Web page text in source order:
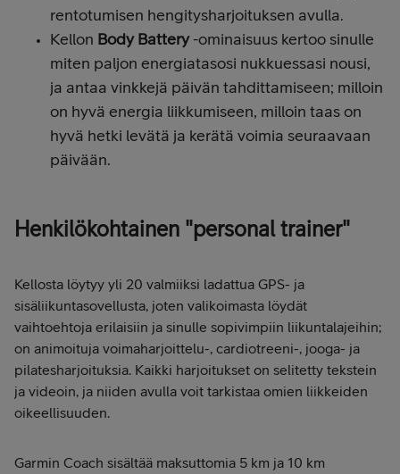
rentotumisen hengitysharjoituksen avulla.
Kellon Body Battery-ominaisuus kertoo sinulle
miten paljon energiatasosi nukkuessasi nousi,
ja antaa vinkkejä päivän tahdittamiseen; milloin
on hyvä energia liikkumiseen, milloin taas on
hyvä hetki levätä ja kerätä voimia seuraavaan
päivään.
Henkilökohtainen "personal trainer"
Kellosta löytyy yli 20 valmiiksi ladattua GPS- ja
sisäliikuntasovellusta, joten valikoimasta löydät
vaihtoehtoja erilaisiin ja sinulle sopivimpiin liikuntalajeihin;
on animoituja voimaharjoittelu-, cardiotreeni-, jooga- ja
pilatesharjoituksia. Kaikki harjoitukset on selitetty tekstein
ja videoin, ja niiden avulla voit tarkistaa omien liikkeiden
oikeellisuuden.
Garmin Coach sisältää maksuttomia 5 km ja 10 km